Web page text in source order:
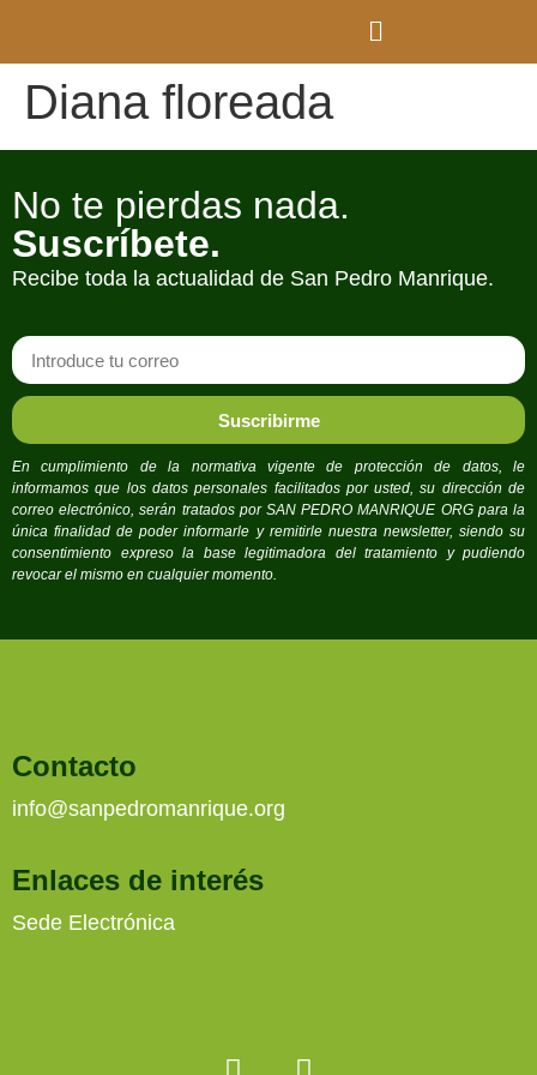
Diana floreada
No te pierdas nada.
Suscríbete.
Recibe toda la actualidad de San Pedro Manrique.
Suscribirme
En cumplimiento de la normativa vigente de protección de datos, le
informamos que los datos personales facilitados por usted, su dirección de
correo electrónico, serán tratados por SAN PEDRO MANRIQUE ORG para la
única finalidad de poder informarle y remitirle nuestra newsletter, siendo su
consentimiento expreso la base legitimadora del tratamiento y pudiendo
revocar el mismo en cualquier momento.
Contacto
info@sanpedromanrique.org
Enlaces de interés
Sede Electrónica